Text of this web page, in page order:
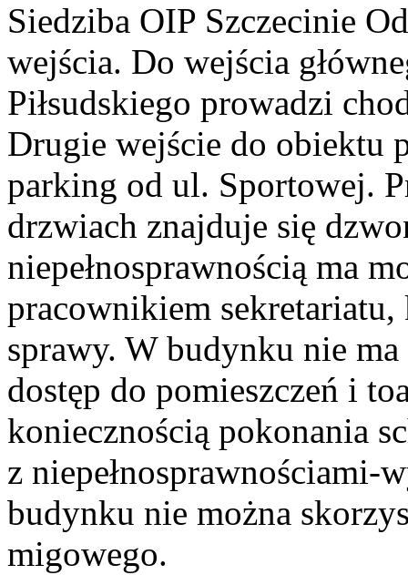
Siedziba OIP Szczecinie
wejścia. Do wejścia
Piłsudskiego prowadzi
Drugie wejście do obiektu
parking od ul. Sportowej.
drzwiach znajduje się
niepełnosprawnością ma
pracownikiem
sprawy. W budynku nie
dostęp do pomieszczeń i
koniecznością pokonania
z niepełnosprawnościami-
budynku nie można
migowego.